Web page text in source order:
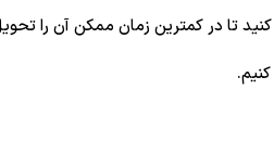
تا در کمترین زمان ممکن آن را